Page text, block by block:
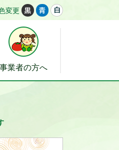
変更
事業者の方へ